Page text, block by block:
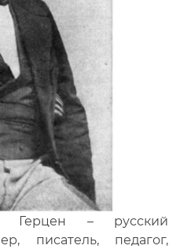
Герцен – русский
писатель, педагог,